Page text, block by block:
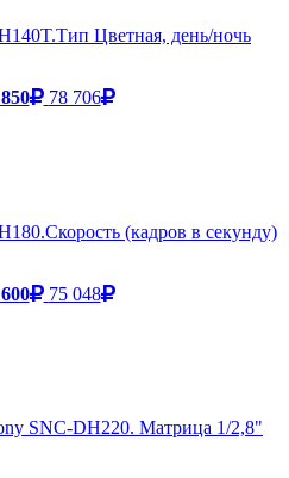
Цветная, день/ночь
78 706
(кадров в секунду)
75 048
SNC-DH220. Матрица 1/2,8"